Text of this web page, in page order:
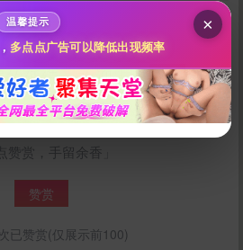
立刻支付
延续，欢迎点点赞赏哦 ☟
赞赏，手留余香」
赞赏
已赞赏(仅展示前100)
点击全选 ×
温馨提示
多点点广告可以降低出现频率